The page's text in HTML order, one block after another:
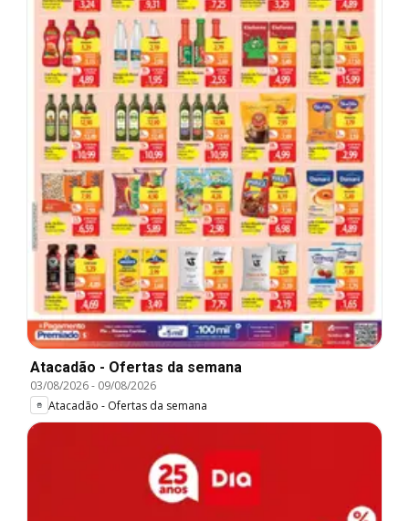
Atacadão - Ofertas da semana
03/08/2026- 09/08/2026
Atacadão - Ofertas da semana